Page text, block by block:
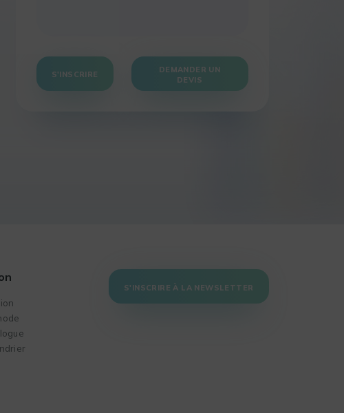
S'INSCRIRE
DEMANDER UN
DEVIS
S'INSCRIRE À LA NEWSLETTER